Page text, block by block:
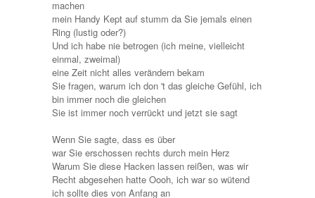
machen
mein Handy Kept auf stumm da Sie jemals einen
Ring (lustig oder?)
Und ich habe nie betrogen (ich meine, vielleicht
einmal, zweimal)
eine Zeit nicht alles verändern bekam
Sie fragen, warum ich don 't das gleiche Gefühl, ich
bin immer noch die gleichen
Sie ist immer noch verrückt und jetzt sie sagt
Wenn Sie sagte, dass es über
war Sie erschossen rechts durch mein Herz
Warum Sie diese Hacken lassen reißen, was wir
Recht abgesehen hatte Oooh, ich war so wütend
ich sollte dies von Anfang an